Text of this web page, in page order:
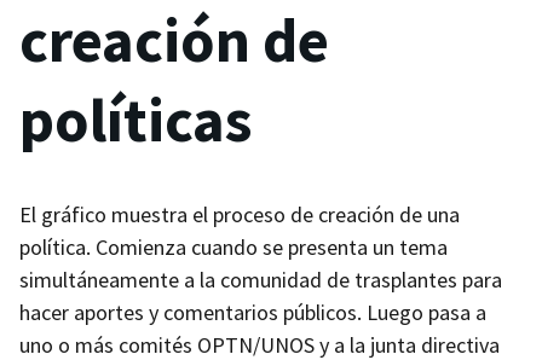
creación de
políticas
El gráfico muestra el proceso de creación de una
política. Comienza cuando se presenta un tema
simultáneamente a la comunidad de trasplantes para
hacer aportes y comentarios públicos. Luego pasa a
uno o más comités OPTN/UNOS y a la junta directiva